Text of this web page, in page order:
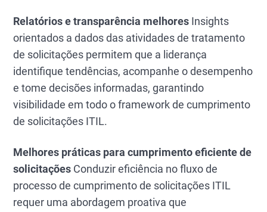
Relatórios e transparência melhores Insights
orientados a dados das atividades de tratamento
de solicitações permitem que a liderança
identifique tendências, acompanhe o desempenho
e tome decisões informadas, garantindo
visibilidade em todo o framework de cumprimento
de solicitações ITIL.
Melhores práticas para cumprimento eficiente de
solicitações Conduzir eficiência no fluxo de
processo de cumprimento de solicitações ITIL
requer uma abordagem proativa que